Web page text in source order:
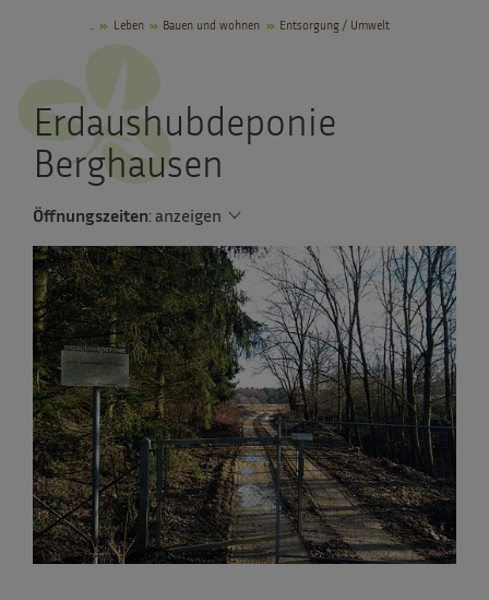
Leben Bauen und wohnen Entsorgung / Umwelt
Erdaushubdeponie
Berghausen
Öffnungszeiten:anzeigen